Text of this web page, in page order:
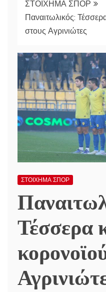
ΣΤΟΙΧΗΜΑ ΣΠΟΡ
Παναιτωλικός:
στους Αγρινιώτες
ΣΤΟΙΧΗΜΑ ΣΠΟΡ
Τέσσερα